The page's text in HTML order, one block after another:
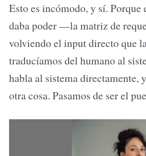
Esto es incómodo, y sí. Porque
daba poder —la matriz de
volviendo el input directo que
traducíamos del humano al
habla al sistema directamente,
otra cosa. Pasamos de ser el